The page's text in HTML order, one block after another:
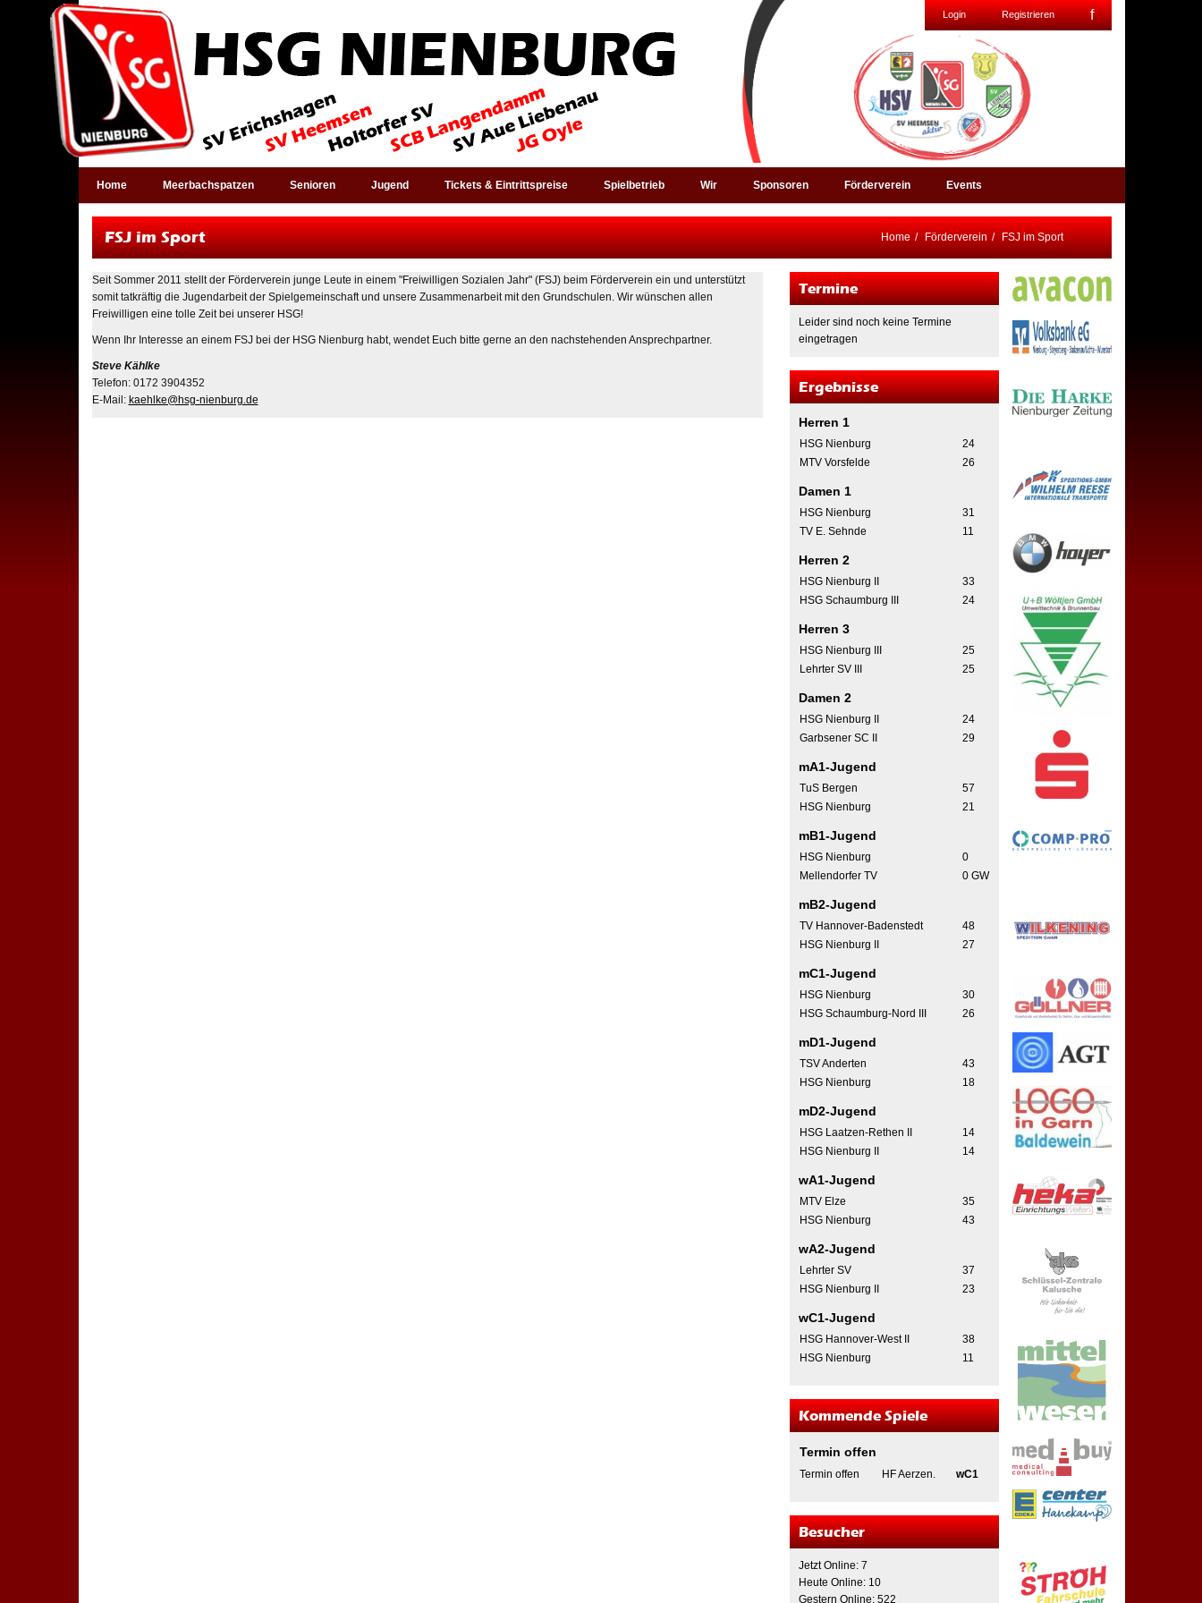
Login Registrieren f
Home Meerbachspatzen Senioren Jugend Tickets & Eintrittspreise Spielbetrieb Wir Sponsoren Förderverein Events
FSJ im Sport Home Förderverein FSJ im Sport
Seit Sommer 2011 stellt der Förderverein junge Leute in einem "Freiwilligen Sozialen Jahr" (FSJ) beim Förderverein ein und unterstützt
somit tatkräftig die Jugendarbeit der Spielgemeinschaft und unsere Zusammenarbeit mit den Grundschulen. Wir wünschen allen
Freiwilligen eine tolle Zeit bei unserer HSG!
Wenn Ihr Interesse an einem FSJ bei der HSG Nienburg habt, wendet Euch bitte gerne an den nachstehenden Ansprechpartner.
Steve Kählke
Telefon: 0172 3904352
E-Mail: kaehlke@hsg-nienburg.de
Termine
Leider sind noch keine Termine
eingetragen
Ergebnisse
Herren 1
HSG Nienburg
24
MTV Vorsfelde
26
Damen 1
HSG Nienburg
31
TV E. Sehnde
11
Herren 2
HSG Nienburg II
33
HSG Schaumburg III
24
Herren 3
HSG Nienburg III
25
Lehrter SV III
25
Damen 2
HSG Nienburg II
24
Garbsener SC II
29
mA1-Jugend
TuS Bergen
57
HSG Nienburg
21
mB1-Jugend
HSG Nienburg
0
Mellendorfer TV
0 GW
mB2-Jugend
TV Hannover-Badenstedt
48
HSG Nienburg II
27
mC1-Jugend
HSG Nienburg
30
HSG Schaumburg-Nord III
26
mD1-Jugend
TSV Anderten
43
HSG Nienburg
18
mD2-Jugend
HSG Laatzen-Rethen II
14
HSG Nienburg II
14
wA1-Jugend
MTV Elze
35
HSG Nienburg
43
wA2-Jugend
Lehrter SV
37
HSG Nienburg II
23
wC1-Jugend
HSG Hannover-West II
38
HSG Nienburg
11
Kommende Spiele
Termin offen
Termin offen HF Aerzen. wC1
Besucher
Jetzt Online: 7
Heute Online: 10
Gestern Online: 522